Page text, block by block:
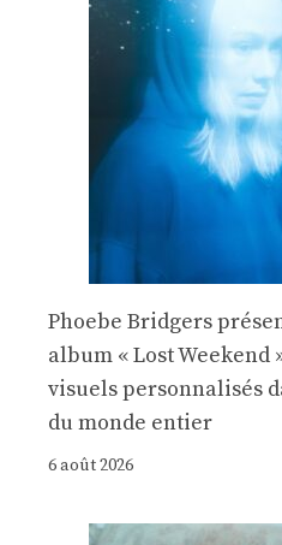
Phoebe Bridgers
album « Lost Weekend
visuels personnalisés
du monde entier
6 août 2026